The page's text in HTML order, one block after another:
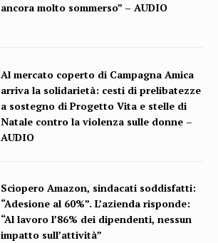
ancora molto sommerso” – AUDIO
Al mercato coperto di Campagna Amica
arriva la solidarietà: cesti di prelibatezze
a sostegno di Progetto Vita e stelle di
Natale contro la violenza sulle donne –
AUDIO
Sciopero Amazon, sindacati soddisfatti:
“Adesione al 60%”. L’azienda risponde:
“Al lavoro l’86% dei dipendenti, nessun
impatto sull’attività”